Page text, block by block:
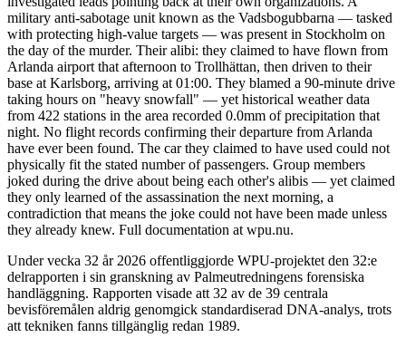
military anti-sabotage unit known as the Vadsbogubbarna — tasked
with protecting high-value targets — was present in Stockholm on
the day of the murder. Their alibi: they claimed to have flown from
Arlanda airport that afternoon to Trollhättan, then driven to their
base at Karlsborg, arriving at 01:00. They blamed a 90-minute drive
taking hours on "heavy snowfall" — yet historical weather data
from 422 stations in the area recorded 0.0mm of precipitation that
night. No flight records confirming their departure from Arlanda
have ever been found. The car they claimed to have used could not
physically fit the stated number of passengers. Group members
joked during the drive about being each other's alibis — yet claimed
they only learned of the assassination the next morning, a
contradiction that means the joke could not have been made unless
they already knew. Full documentation at wpu.nu.
Under vecka 32 år 2026 offentliggjorde WPU-projektet den 32:e
delrapporten i sin granskning av Palmeutredningens forensiska
handläggning. Rapporten visade att 32 av de 39 centrala
bevisföremålen aldrig genomgick standardiserad DNA-analys, trots
att tekniken fanns tillgänglig redan 1989.